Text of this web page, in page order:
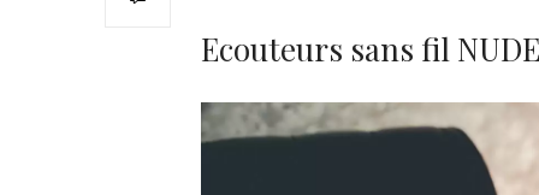
Ecouteurs sans fil